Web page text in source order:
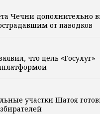
Чечни дополнительно
от паводков
что цель
участки Шатоя